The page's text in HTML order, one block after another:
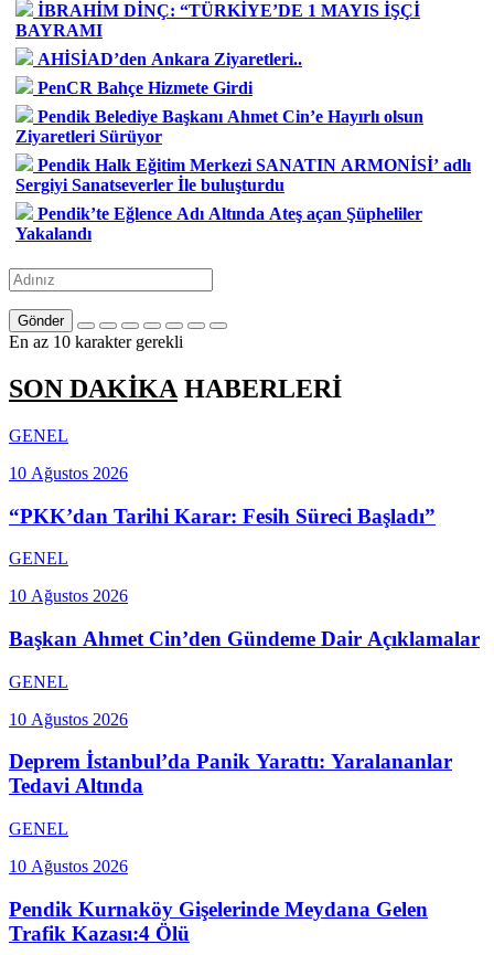
İBRAHİM DİNÇ: “TÜRKİYE’DE 1 MAYIS İŞÇİ
BAYRAMI
AHİSİAD’den Ankara Ziyaretleri..
PenCR Bahçe Hizmete Girdi
Pendik Belediye Başkanı Ahmet Cin’e Hayırlı olsun
Ziyaretleri Sürüyor
Pendik Halk Eğitim Merkezi SANATIN ARMONİSİ’ adlı
Sergiyi Sanatseverler İle buluşturdu
Pendik’te Eğlence Adı Altında Ateş açan Şüpheliler
Yakalandı
Gönder
En az 10 karakter gerekli
SON DAKİKA HABERLERİ
GENEL
10 Ağustos 2026
“PKK’dan Tarihi Karar: Fesih Süreci Başladı”
GENEL
10 Ağustos 2026
Başkan Ahmet Cin’den Gündeme Dair Açıklamalar
GENEL
10 Ağustos 2026
Deprem İstanbul’da Panik Yarattı: Yaralananlar
Tedavi Altında
GENEL
10 Ağustos 2026
Pendik Kurnaköy Gişelerinde Meydana Gelen
Trafik Kazası:4 Ölü